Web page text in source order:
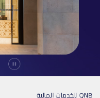
Durdur
QNB للخدمات المالية